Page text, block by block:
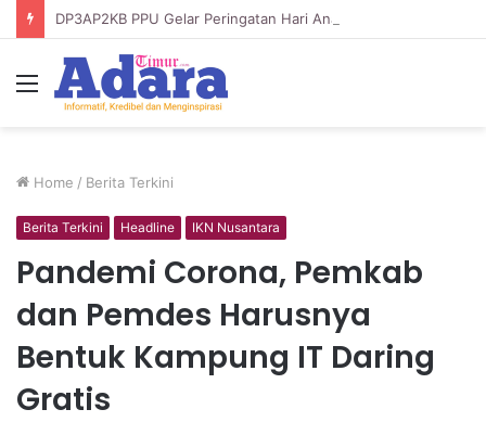
Menu
Home / Berita Terkini
Berita Terkini Headline IKN Nusantara
Pandemi Corona, Pemkab
dan Pemdes Harusnya
Bentuk Kampung IT Daring
Gratis